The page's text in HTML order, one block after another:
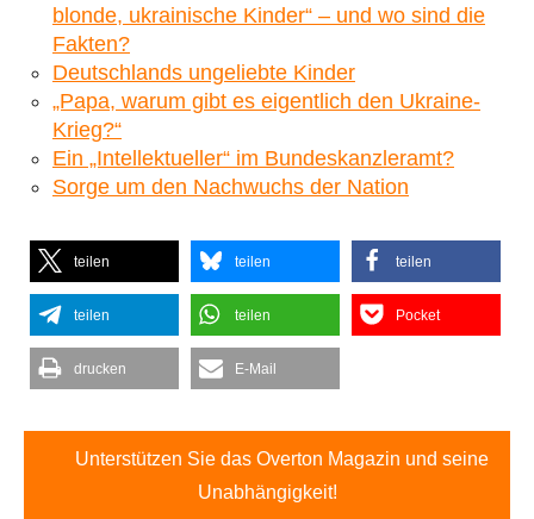
blonde, ukrainische Kinder“ – und wo sind die
Fakten?
Deutschlands ungeliebte Kinder
„Papa, warum gibt es eigentlich den Ukraine-
Krieg?“
Ein „Intellektueller“ im Bundeskanzleramt?
Sorge um den Nachwuchs der Nation
teilen teilen teilen
teilen teilen Pocket
drucken E-Mail
Unterstützen Sie das Overton Magazin und seine
Unabhängigkeit!